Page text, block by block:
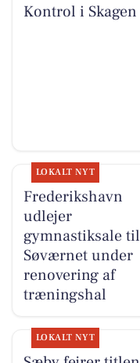
Kontrol i Skagen
LOKALT NYT
Frederikshavn
udlejer
gymnastiksale til
Søværnet under
renovering af
træningshal
LOKALT NYT